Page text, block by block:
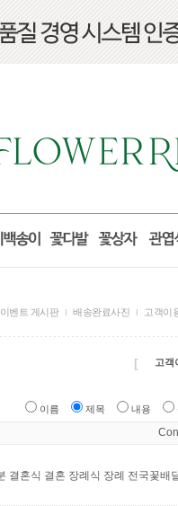
이벤트 게시판 배송완료사진 고객이
[ 고객
이름 제목 내용
결혼식 결혼 장례식 장례 전국꽃배